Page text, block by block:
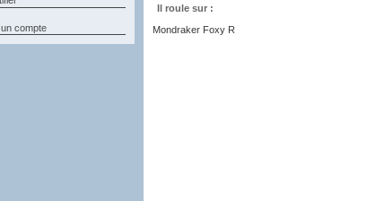
compte
Il roule sur :
Mondraker Foxy R